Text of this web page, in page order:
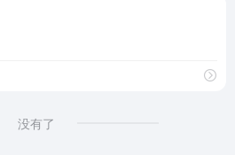
没有了